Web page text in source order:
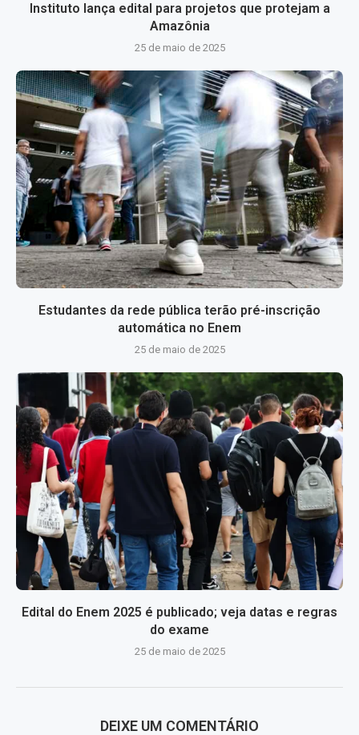
Instituto lança edital para projetos que protejam a
Amazônia
25 de maio de 2025
Estudantes da rede pública terão pré-inscrição
automática no Enem
25 de maio de 2025
Edital do Enem 2025 é publicado; veja datas e regras
do exame
25 de maio de 2025
DEIXE UM COMENTÁRIO